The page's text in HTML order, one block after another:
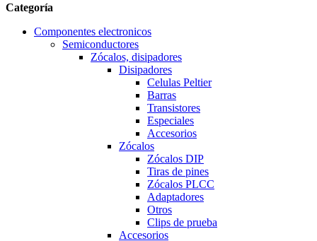
Categoría
Componentes electronicos
Semiconductores
Zócalos, disipadores
Disipadores
Celulas Peltier
Barras
Transistores
Especiales
Accesorios
Zócalos
Zócalos DIP
Tiras de pines
Zócalos PLCC
Adaptadores
Otros
Clips de prueba
Accesorios